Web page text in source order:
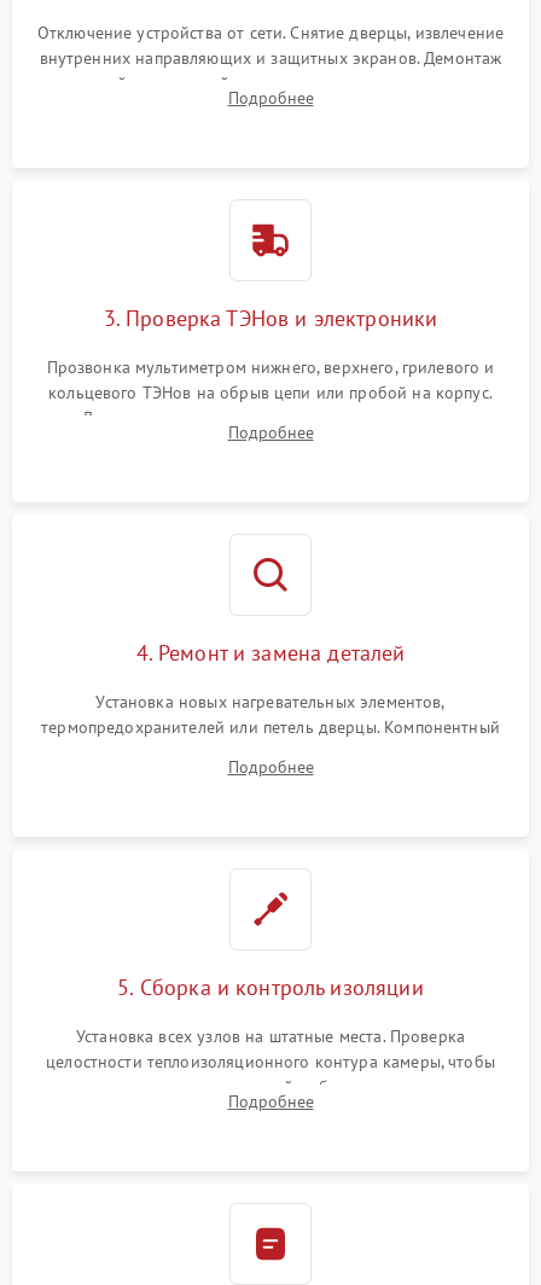
Отключение устройства от сети. Снятие дверцы, извлечение
внутренних направляющих и защитных экранов. Демонтаж
задней или верхней панели для прямого доступа к
нагревательным элементам, плате и вентиляторам.
Подробнее
3. Проверка ТЭНов и электроники
Прозвонка мультиметром нижнего, верхнего, грилевого и
кольцевого ТЭНов на обрыв цепи или пробой на корпус.
Диагностика термостата, датчиков температуры,
переключателя режимов и мотора конвекции.
Подробнее
4. Ремонт и замена деталей
Установка новых нагревательных элементов,
термопредохранителей или петель дверцы. Компонентный
выгоревших реле, восстановление контактов и замена
Подробнее
5. Сборка и контроль изоляции
Установка всех узлов на штатные места. Проверка
целостности теплоизоляционного контура камеры, чтобы
исключить перегрев кухонной мебели и потерю тепла.
Надежная фиксация клемм и сборка корпуса шкафа.
Подробнее